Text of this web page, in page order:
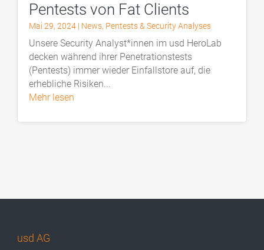
Pentests von Fat Clients
Mai 29, 2024 | News, Pentests & Security Analyses
Unsere Security Analyst*innen im usd HeroLab
decken während ihrer Penetrationstests
(Pentests) immer wieder Einfallstore auf, die
erhebliche Risiken...
mehr lesen
usd AG